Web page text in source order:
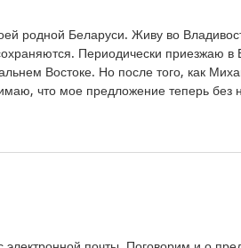
родной Беларуси. Живу во
Периодически приезжаю в
Востоке. Но после того, как
что мое предложение теперь без